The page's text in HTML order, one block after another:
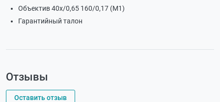
Объектив 40х/0,65 160/0,17 (М1)
Гарантийный талон
Отзывы
Оставить отзыв